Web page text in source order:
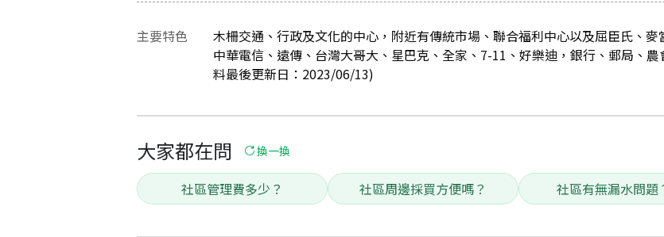
主要特色
木柵交通、行政及文化的中心，附近有傳統市場、聯合福利中心以及屈臣氏、麥
中華電信、遠傳、台灣大哥大、星巴克、全家、7-11、好樂迪，銀行、郵局、
料最後更新日：2023/06/13)
大家都在問 換一換
社區管理費多少？ 社區周邊採買方便嗎？ 社區有無漏水問題